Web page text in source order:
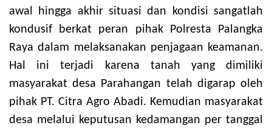
awal hingga akhir situasi dan kondisi sangatlah
kondusif berkat peran pihak Polresta Palangka
Raya dalam melaksanakan penjagaan keamanan.
Hal ini terjadi karena tanah yang dimiliki
masyarakat desa Parahangan telah digarap oleh
pihak PT. Citra Agro Abadi. Kemudian masyarakat
desa melalui keputusan kedamangan per tanggal